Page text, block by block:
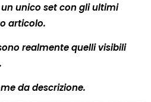
unico set con gli ultimi
articolo.
realmente quelli visibili
da descrizione.